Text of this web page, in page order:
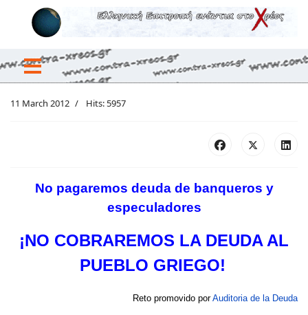
11 March 2012 Hits: 5957
No pagaremos deuda de banqueros y
especuladores
¡NO COBRAREMOS LA DEUDA AL
PUEBLO GRIEGO!
Reto promovido porAuditoria de la Deuda